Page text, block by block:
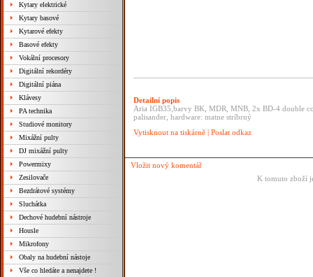
Kytary elektrické
Kytary basové
Kytarové efekty
Basové efekty
Vokální procesory
Digitální rekordéry
Digitální piána
Klávesy
PA technika
Studiové monitory
Mixážní pulty
DJ mixážní pulty
Powermixy
Zesilovače
Bezdrátové systémy
Sluchátka
Dechové hudební nástroje
Housle
Mikrofony
Obaly na hudební nástoje
Vše co hledáte a nenajdete !
Detailní popis
Aria IGB35,barvy BK, MDR, MNB, 2x BD-4 double
palisander, hardware: matne stríbrný
Vytisknout na tiskárně | Poslat odkaz
Vložit nový komentář
K tomuto zboží